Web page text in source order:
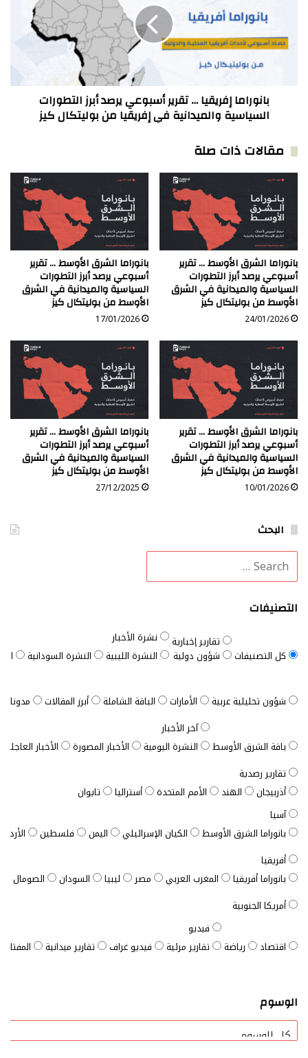
يرصد
أبرز
والميدانية
من
بوليتكال
كيز
بانوراما إفريقيا … تقرير أسبوعي يرصد أبرز التطورات
السياسية والميدانية في إفريقيا من بوليتكال كيز
مقالات ذات صلة
بانوراما الشرق الأوسط … تقرير
أسبوعي يرصد أبرز التطورات
السياسية والميدانية في الشرق
الأوسط من بوليتكال كيز
24/01/2026
بانوراما الشرق الأوسط … تقرير
أسبوعي يرصد أبرز التطورات
السياسية والميدانية في الشرق
الأوسط من بوليتكال كيز
17/01/2026
بانوراما الشرق الأوسط … تقرير
أسبوعي يرصد أبرز التطورات
السياسية والميدانية في الشرق
الأوسط من بوليتكال كيز
10/01/2026
بانوراما الشرق الأوسط … تقرير
أسبوعي يرصد أبرز التطورات
السياسية والميدانية في الشرق
الأوسط من بوليتكال كيز
27/12/2025
البحث
التصنيفات
كل التصنيفات
تقارير إخبارية
شؤون دولية
نشرة الأخبار
النشرة الليبية
النشرة السودانية
شؤون تحليلية عربية الأمارات الباقة الشاملة أبرز المقالات مدونات
باقة الشرق الأوسط
آخر الأخبار
النشرة اليومية
الأخبار المصورة
الأخبار العاجلة
تقارير رصدية
أذربيجان
الهند الأمم المتحدة أستراليا
تايوان
آسيا
بانوراما الشرق الأوسط
الكيان الإسرائيلي اليمن فلسطين
الأردن
أفريقيا
بانوراما أفريقيا
المغرب العربي مصر ليبيا السودان الصومال
أمريكا الجنوبية
اقتصاد رياضة
فيديو
تقارير مرئية
فيديو غراف تقارير ميدانية
الوسوم